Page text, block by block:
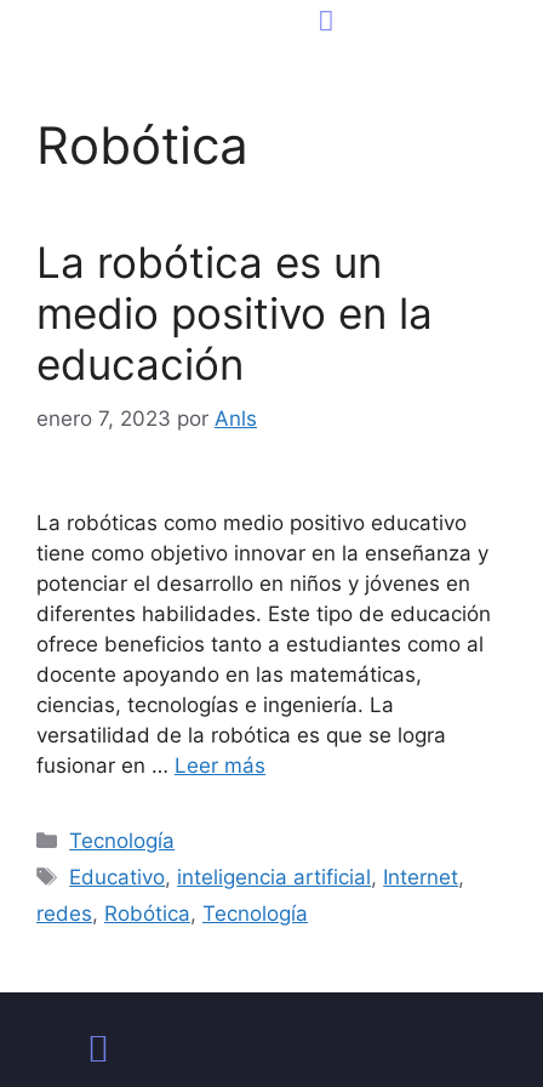
Robótica
La robótica es un
medio positivo en la
educación
enero 7, 2023 por Anls
La robóticas como medio positivo educativo
tiene como objetivo innovar en la enseñanza y
potenciar el desarrollo en niños y jóvenes en
diferentes habilidades. Este tipo de educación
ofrece beneficios tanto a estudiantes como al
docente apoyando en las matemáticas,
ciencias, tecnologías e ingeniería. La
versatilidad de la robótica es que se logra
fusionar en … Leer más
Tecnología
Educativo, inteligencia artificial, Internet,
redes, Robótica, Tecnología